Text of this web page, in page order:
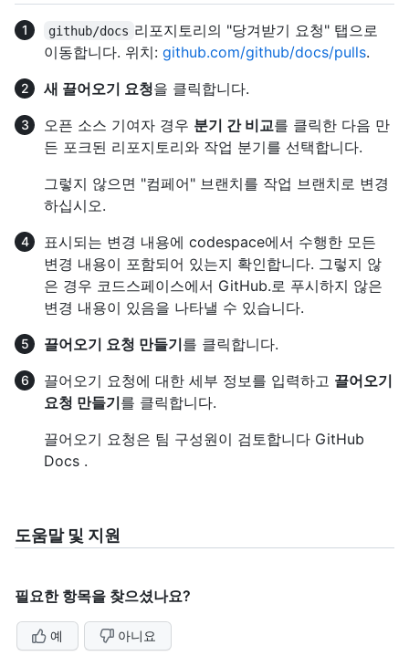
github/docs 리포지토리의 "당겨받기 요청" 탭으로
이동합니다. 위치: github.com/github/docs/pulls.
새 끌어오기 요청을 클릭합니다.
오픈 소스 기여자 경우 분기 간 비교를 클릭한 다음 만
든 포크된 리포지토리와 작업 분기를 선택합니다.
그렇지 않으면 "컴페어" 브랜치를 작업 브랜치로 변경
하십시오.
표시되는 변경 내용에 codespace에서 수행한 모든
변경 내용이 포함되어 있는지 확인합니다. 그렇지 않
은 경우 코드스페이스에서 GitHub.로 푸시하지 않은
변경 내용이 있음을 나타낼 수 있습니다.
끌어오기 요청 만들기를 클릭합니다.
끌어오기 요청에 대한 세부 정보를 입력하고 끌어오기
요청 만들기를 클릭합니다.
끌어오기 요청은 팀 구성원이 검토합니다 GitHub
Docs .
도움말 및 지원
필요한 항목을 찾으셨나요?
예 아니요